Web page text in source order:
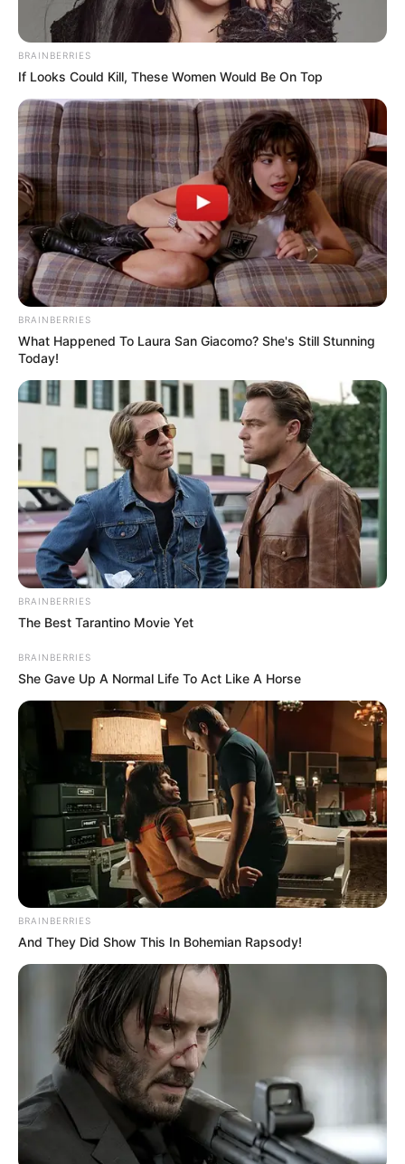
BRAINBERRIES
If Looks Could Kill, These Women Would Be On Top
BRAINBERRIES
What Happened To Laura San Giacomo? She's Still Stunning
Today!
BRAINBERRIES
The Best Tarantino Movie Yet
BRAINBERRIES
She Gave Up A Normal Life To Act Like A Horse
BRAINBERRIES
And They Did Show This In Bohemian Rapsody!